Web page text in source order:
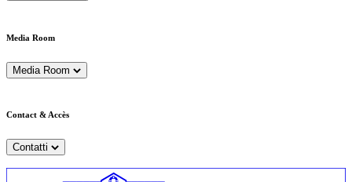
Media Room
Media Room
Contact & Accès
Contatti